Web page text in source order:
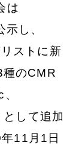
は
し、
ストに新
のCMR
して追加
11月1日